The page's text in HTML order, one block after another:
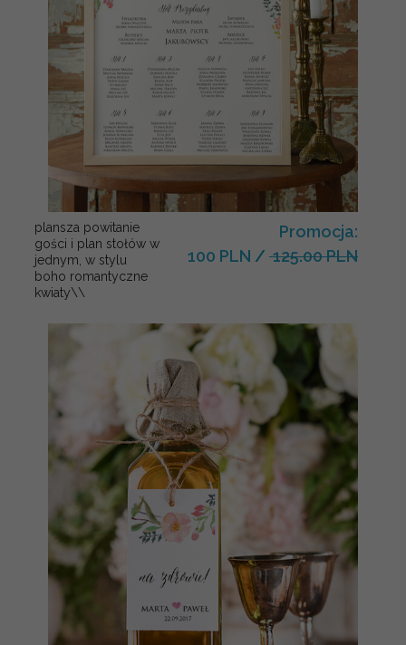
plansza powitanie
gości i plan stołów w
jednym, w stylu
boho romantyczne
kwiaty\\
Promocja:
100 PLN / 125.00 PLN